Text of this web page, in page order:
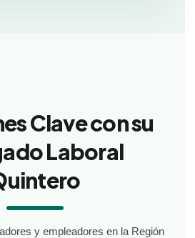
Clave con su
Laboral
y empleadores en la Región